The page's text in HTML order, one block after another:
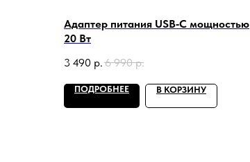
Адаптер питания USB‑C мощностью
20 Вт
3 490 р. 6 990 р.
ПОДРОБНЕЕ В КОРЗИНУ